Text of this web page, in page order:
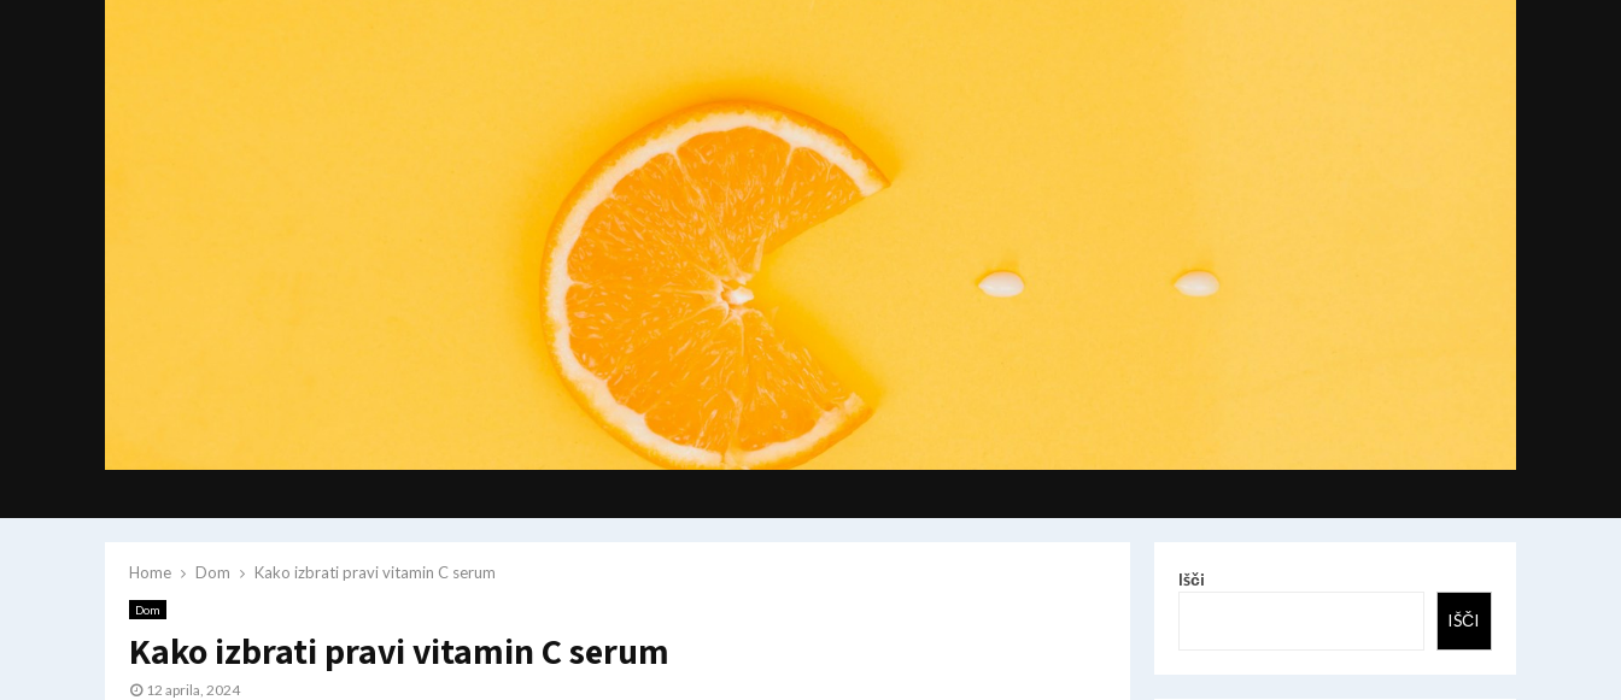
Home Dom Kako izbrati pravi vitamin C serum
Dom
Kako izbrati pravi vitamin C serum
12 aprila, 2024
Išči
IŠČI